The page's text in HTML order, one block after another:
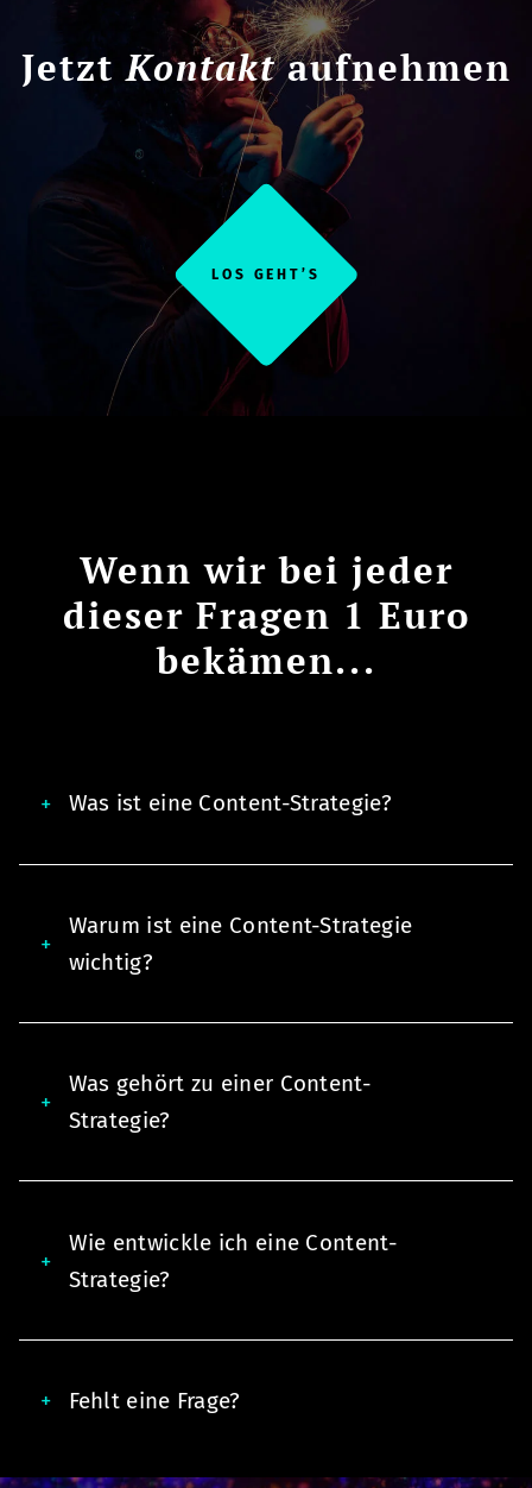
JetztKontaktaufnehmen
LOS GEHT’S
Wenn wir bei jeder
dieser Fragen 1 Euro
bekämen...
Was ist eine Content-Strategie?
Warum ist eine Content-Strategie
wichtig?
Was gehört zu einer Content-
Strategie?
Wie entwickle ich eine Content-
Strategie?
Fehlt eine Frage?